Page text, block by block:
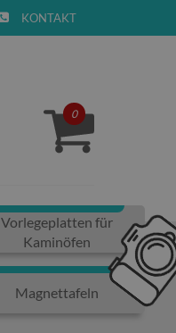
KONTAKT
0
Vorlegeplatten für
Kaminöfen
Magnettafeln